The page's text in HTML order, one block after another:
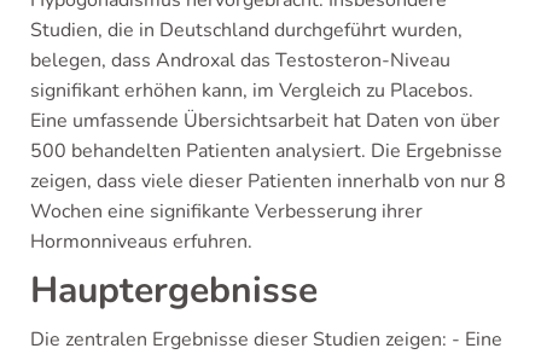
Studien, die in Deutschland durchgeführt wurden,
belegen, dass Androxal das Testosteron-Niveau
signifikant erhöhen kann, im Vergleich zu Placebos.
Eine umfassende Übersichtsarbeit hat Daten von über
500 behandelten Patienten analysiert. Die Ergebnisse
zeigen, dass viele dieser Patienten innerhalb von nur 8
Wochen eine signifikante Verbesserung ihrer
Hormonniveaus erfuhren.
Hauptergebnisse
Die zentralen Ergebnisse dieser Studien zeigen: - Eine